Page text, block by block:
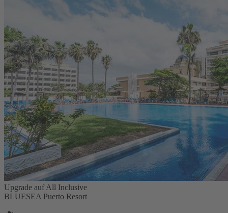
Upgrade auf All Inclusive
BLUESEA Puerto Resort